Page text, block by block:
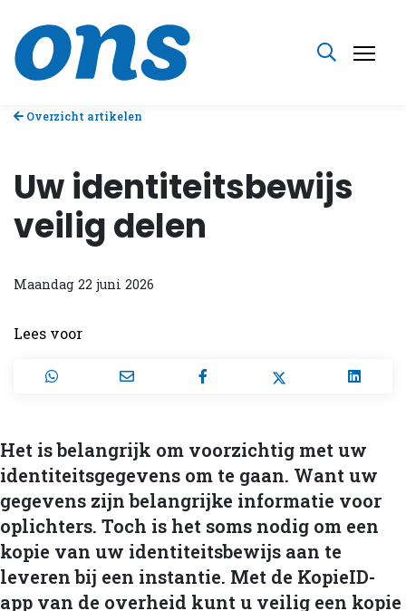
Overzicht artikelen
Uw identiteitsbewijs
veilig delen
Maandag 22 juni 2026
Lees voor
Het is belangrijk om voorzichtig met uw
identiteitsgegevens om te gaan. Want uw
gegevens zijn belangrijke informatie voor
oplichters. Toch is het soms nodig om een
kopie van uw identiteitsbewijs aan te
leveren bij een instantie. Met de KopieID-
app van de overheid kunt u veilig een kopie